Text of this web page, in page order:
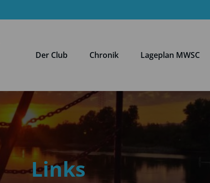
Der Club Chronik Lageplan MWSC
Links